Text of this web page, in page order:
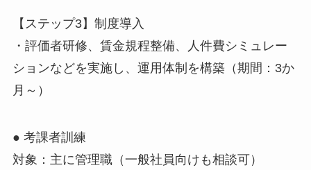
【ステップ3】制度導入
・評価者研修、賃金規程整備、人件費シミュレー
ションなどを実施し、運用体制を構築（期間：3か
月～）
● 考課者訓練
対象：主に管理職（一般社員向けも相談可）